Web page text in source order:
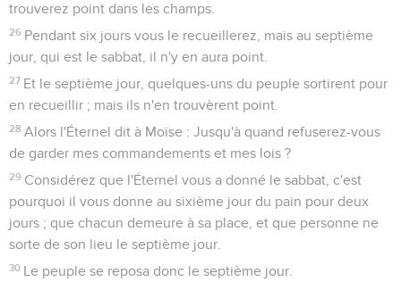
trouverez point dans les champs.
26 Pendant six jours vous le recueillerez, mais au septième
jour, qui est le sabbat, il n'y en aura point.
27 Et le septième jour, quelques-uns du peuple sortirent pour
en recueillir ; mais ils n'en trouvèrent point.
28 Alors l'Éternel dit à Moïse : Jusqu'à quand refuserez-vous
de garder mes commandements et mes lois ?
29 Considérez que l'Éternel vous a donné le sabbat, c'est
pourquoi il vous donne au sixième jour du pain pour deux
jours ; que chacun demeure à sa place, et que personne ne
sorte de son lieu le septième jour.
30 Le peuple se reposa donc le septième jour.